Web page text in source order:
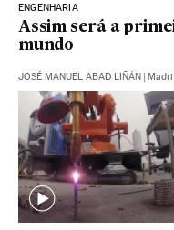
ENGENHARIA
Assim será a
mundo
JOSÉ MANUEL ABAD LIÑÁN | Madri